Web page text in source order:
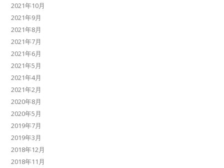
2021年10月
2021年9月
2021年8月
2021年7月
2021年6月
2021年5月
2021年4月
2021年2月
2020年8月
2020年5月
2019年7月
2019年3月
2018年12月
2018年11月